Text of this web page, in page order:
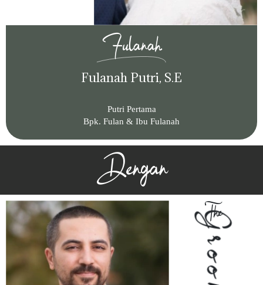
Fulanah
Fulanah Putri, S.E
Putri Pertama
Bpk. Fulan & Ibu Fulanah
Dengan
The
Groon